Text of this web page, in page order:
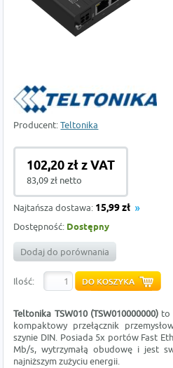
Producent:Teltonika
102,20 zł z VAT
83,09 zł netto
Najtańsza dostawa: 15,99 zł
Dostępność: Dostępny
Dodaj do porównania
Ilość:
Teltonika TSW010 (TSW010000000) to
kompaktowy przełącznik
szynie DIN. Posiada 5x portów Fast
Mb/s, wytrzymałą obudowę i jest
najniższym zużyciu energii.